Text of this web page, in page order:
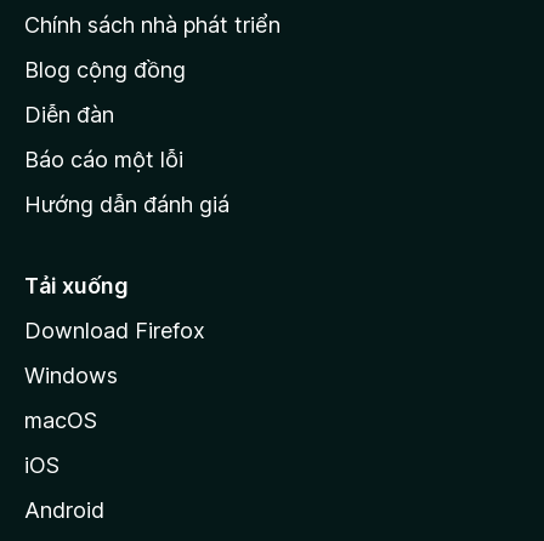
c
ủ
M
o
i
l
Chính sách nhà phát triển
Blog cộng đồng
Diễn đàn
Báo cáo một lỗi
Hướng dẫn đánh giá
Tải xuống
Download Firefox
Windows
macOS
iOS
Android